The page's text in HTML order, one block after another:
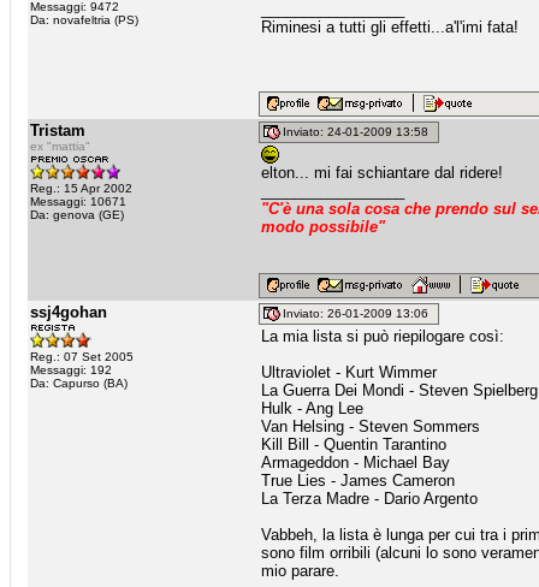
Messaggi: 9472
Da: novafeltria (PS)
Riminesi a tutti gli effetti...a'l'imi fata!
Tristam
ex "mattia"
Reg.: 15 Apr 2002
Messaggi: 10671
Da: genova (GE)
Inviato: 24-01-2009 13:58
elton... mi fai schiantare dal ridere!
"C'è una sola cosa che prendo sul
modo possibile"
ssj4gohan
Reg.: 07 Set 2005
Messaggi: 192
Da: Capurso (BA)
Inviato: 26-01-2009 13:06
La mia lista si può riepilogare così:
Ultraviolet - Kurt Wimmer
La Guerra Dei Mondi - Steven Spielberg
Hulk - Ang Lee
Van Helsing - Steven Sommers
Kill Bill - Quentin Tarantino
Armageddon - Michael Bay
True Lies - James Cameron
La Terza Madre - Dario Argento
Vabbeh, la lista è lunga per cui tra i
sono film orribili (alcuni lo sono
mio parare.